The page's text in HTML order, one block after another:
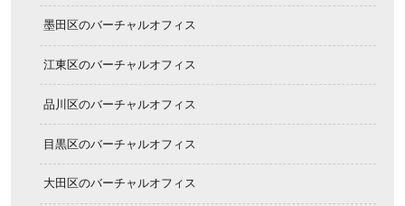
墨田区のバーチャルオフィス
江東区のバーチャルオフィス
品川区のバーチャルオフィス
目黒区のバーチャルオフィス
大田区のバーチャルオフィス